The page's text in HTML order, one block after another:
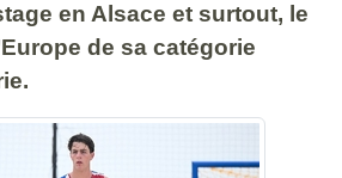
en Alsace et surtout, le
de sa catégorie